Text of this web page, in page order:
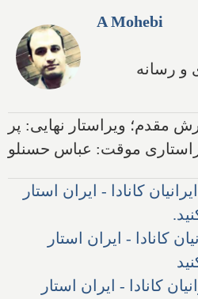
A Mohebi
و رسانه
مقدم؛ ویراستار نهایی: پر
موقت: عباس حسنلو
کانادا - ایران استار
کانادا - ایران استار
کانادا - ایران استار